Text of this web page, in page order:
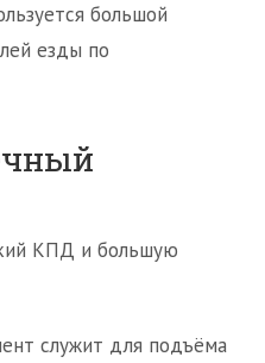
большой
езды по
КПД и большую
служит для подъёма